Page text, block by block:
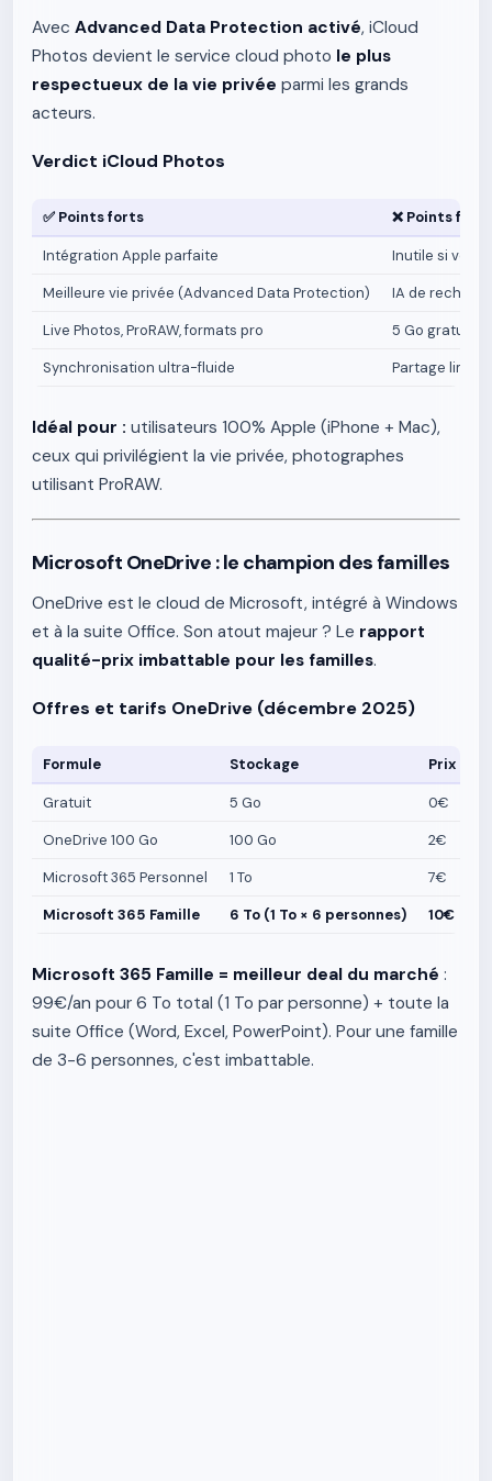
Avec Advanced Data Protection activé, iCloud
Photos devient le service cloud photo le plus
respectueux de la vie privée parmi les grands
acteurs.
Verdict iCloud Photos
✅ Points forts ❌ Points
Intégration Apple parfaite
Inutile si vous
Meilleure vie privée (Advanced Data Protection)
IA de
Live Photos, ProRAW, formats pro
5 Go gratuits
Synchronisation ultra-fluide
Partage limité
Idéal pour : utilisateurs 100% Apple (iPhone + Mac),
ceux qui privilégient la vie privée, photographes
utilisant ProRAW.
Microsoft OneDrive : le champion des familles
OneDrive est le cloud de Microsoft, intégré à Windows
et à la suite Office. Son atout majeur ? Le rapport
qualité-prix imbattable pour les familles.
Offres et tarifs OneDrive (décembre 2025)
Formule Stockage Prix
Gratuit 5 Go
0€
OneDrive 100 Go
100 Go
2€
Microsoft 365 Personnel
1 To
7€
Microsoft 365 Famille
6 To (1 To × 6 personnes) 10€
Microsoft 365 Famille = meilleur deal du marché :
99€/an pour 6 To total (1 To par personne) + toute la
suite Office (Word, Excel, PowerPoint). Pour une famille
de 3-6 personnes, c'est imbattable.